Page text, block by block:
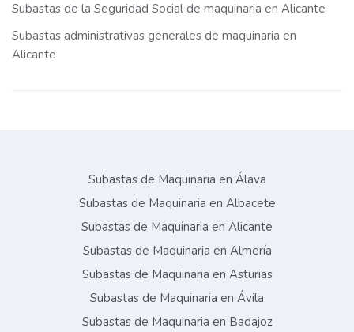
Subastas de la Seguridad Social de maquinaria en Alicante
Subastas administrativas generales de maquinaria en
Alicante
Subastas de Maquinaria en Álava
Subastas de Maquinaria en Albacete
Subastas de Maquinaria en Alicante
Subastas de Maquinaria en Almería
Subastas de Maquinaria en Asturias
Subastas de Maquinaria en Ávila
Subastas de Maquinaria en Badajoz